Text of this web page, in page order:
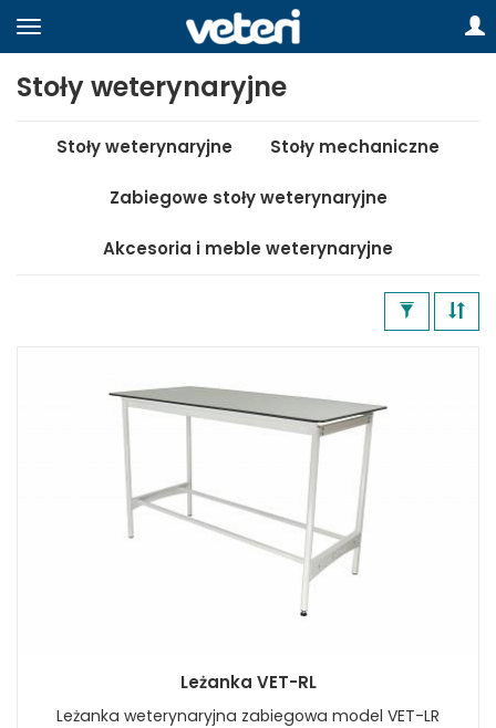
Stoły weterynaryjne
Stoły weterynaryjne Stoły mechaniczne
Zabiegowe stoły weterynaryjne
Akcesoria i meble weterynaryjne
Leżanka VET-RL
Leżanka weterynaryjna zabiegowa model VET-LR